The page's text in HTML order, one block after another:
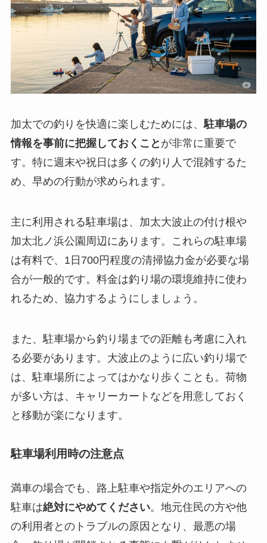
加太での釣りを快適に楽しむためには、駐車場の
情報を事前に把握しておくこと が非常に重要で
す。特に週末や祝日は多くの釣り人で混雑するた
め、早めの行動が求められます。
主に利用される駐車場は、加太大波止の付け根や
加太北ノ浜公園周辺にあります。これらの駐車場
は有料で、 1日700円程度の清掃協力金が必要な場
合が一般的です。料金は釣り場の環境維持に使わ
れるため、協力するようにしましょう。
また、駐車場から釣り場までの距離も考慮に入れ
る必要があります。大波止のように広い釣り場で
は、駐車場所によってはかなり歩くことも。荷物
が多い方は、キャリーカートなどを用意しておく
と移動が楽になります。
駐車場利用時の注意点
満車の場合でも、路上駐車や指定外のエリアへの
駐車は絶対にやめてください。地元住民の方や他
の利用者とのトラブルの原因となり、最悪の場